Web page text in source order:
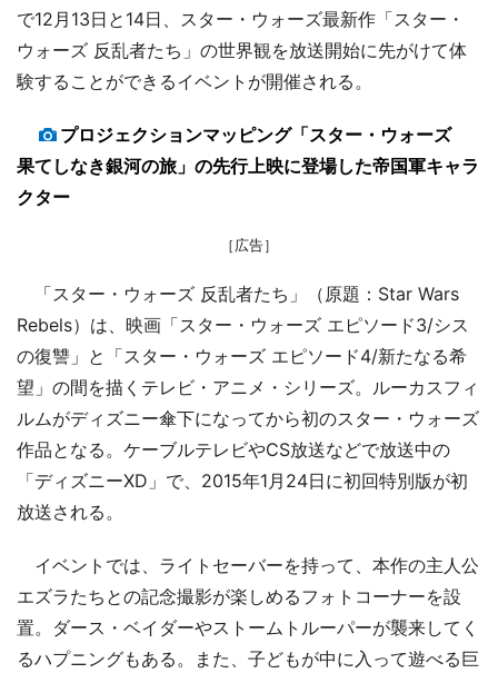
で12月13日と14日、スター・ウォーズ最新作「スター・
ウォーズ 反乱者たち」の世界観を放送開始に先がけて体
験することができるイベントが開催される。
プロジェクションマッピング「スター・ウォーズ
果てしなき銀河の旅」の先行上映に登場した帝国軍キャラ
クター
［広告］
「スター・ウォーズ 反乱者たち」（原題：Star Wars
Rebels）は、映画「スター・ウォーズ エピソード3/シス
の復讐」と「スター・ウォーズ エピソード4/新たなる希
望」の間を描くテレビ・アニメ・シリーズ。ルーカスフィ
ルムがディズニー傘下になってから初のスター・ウォーズ
作品となる。ケーブルテレビやCS放送などで放送中の
「ディズニーXD」で、2015年1月24日に初回特別版が初
放送される。
イベントでは、ライトセーバーを持って、本作の主人公
エズラたちとの記念撮影が楽しめるフォトコーナーを設
置。ダース・ベイダーやストームトルーパーが襲来してく
るハプニングもある。また、子どもが中に入って遊べる巨